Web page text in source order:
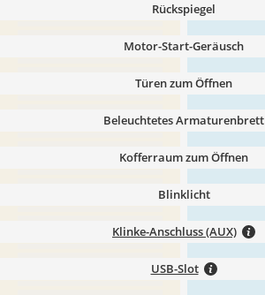
Rückspiegel
Motor-Start-Geräusch
Türen zum Öffnen
Beleuchtetes Armaturenbrett
Kofferraum zum Öffnen
Blinklicht
Klinke-Anschluss (AUX)
USB-Slot